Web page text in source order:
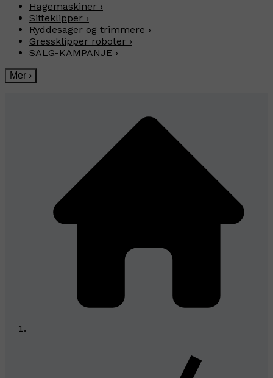
Hagemaskiner ›
Sitteklipper ›
Ryddesager og trimmere ›
Gressklipper roboter ›
SALG-KAMPANJE ›
Mer ›